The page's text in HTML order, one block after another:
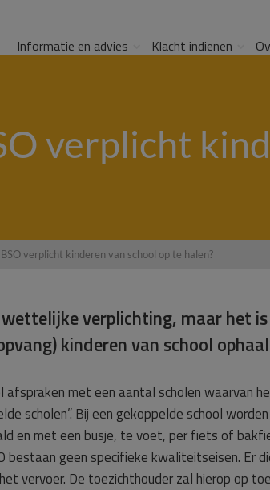
Informatie en advies Klacht indienen
verplicht
verplicht kinderen van school op te halen?
verplichting, maar het
kinderen van school
afspraken met een aantal scholen waarvan
scholen”. Bij een gekoppelde school
en met een busje, te voet, per fiets of
bestaan geen specifieke kwaliteitseisen. Er
vervoer. De toezichthouder zal hierop op